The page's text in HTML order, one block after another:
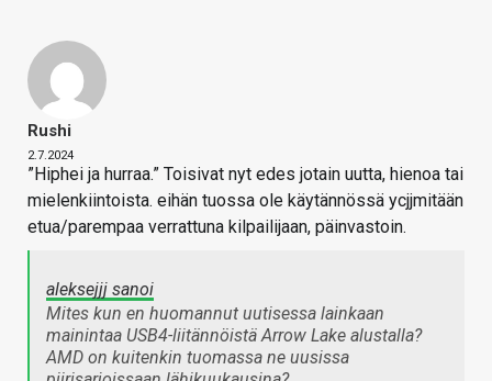
Rushi
2.7.2024
”Hiphei ja hurraa.” Toisivat nyt edes jotain uutta, hienoa tai
mielenkiintoista. eihän tuossa ole käytännössä ycjjmitään
etua/parempaa verrattuna kilpailijaan, päinvastoin.
aleksejjj sanoi
Mites kun en huomannut uutisessa lainkaan
mainintaa USB4-liitännöistä Arrow Lake alustalla?
AMD on kuitenkin tuomassa ne uusissa